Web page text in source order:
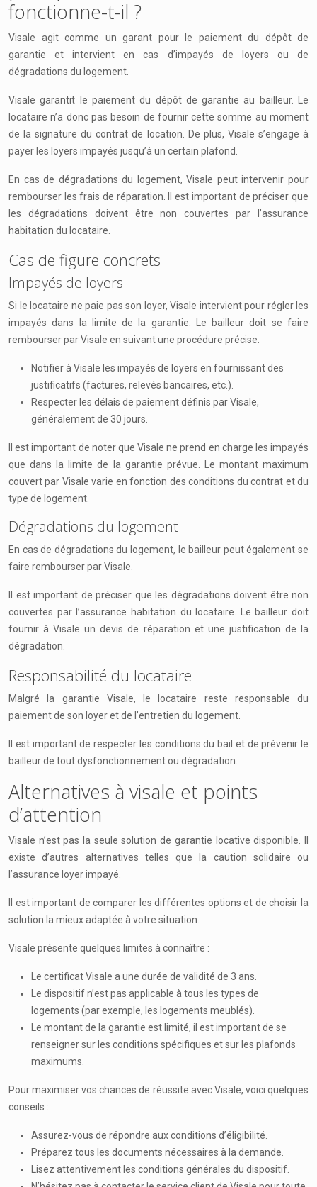
fonctionne-t-il ?
Visale agit comme un garant pour le paiement du dépôt de
garantie et intervient en cas d’impayés de loyers ou de
dégradations du logement.
Visale garantit le paiement du dépôt de garantie au bailleur. Le
locataire n’a donc pas besoin de fournir cette somme au moment
de la signature du contrat de location. De plus, Visale s’engage à
payer les loyers impayés jusqu’à un certain plafond.
En cas de dégradations du logement, Visale peut intervenir pour
rembourser les frais de réparation. Il est important de préciser que
les dégradations doivent être non couvertes par l’assurance
habitation du locataire.
Cas de figure concrets
Impayés de loyers
Si le locataire ne paie pas son loyer, Visale intervient pour régler les
impayés dans la limite de la garantie. Le bailleur doit se faire
rembourser par Visale en suivant une procédure précise.
Notifier à Visale les impayés de loyers en fournissant des
justificatifs (factures, relevés bancaires, etc.).
Respecter les délais de paiement définis par Visale,
généralement de 30 jours.
Il est important de noter que Visale ne prend en charge les impayés
que dans la limite de la garantie prévue. Le montant maximum
couvert par Visale varie en fonction des conditions du contrat et du
type de logement.
Dégradations du logement
En cas de dégradations du logement, le bailleur peut également se
faire rembourser par Visale.
Il est important de préciser que les dégradations doivent être non
couvertes par l’assurance habitation du locataire. Le bailleur doit
fournir à Visale un devis de réparation et une justification de la
dégradation.
Responsabilité du locataire
Malgré la garantie Visale, le locataire reste responsable du
paiement de son loyer et de l’entretien du logement.
Il est important de respecter les conditions du bail et de prévenir le
bailleur de tout dysfonctionnement ou dégradation.
Alternatives à visale et points
d’attention
Visale n’est pas la seule solution de garantie locative disponible. Il
existe d’autres alternatives telles que la caution solidaire ou
l’assurance loyer impayé.
Il est important de comparer les différentes options et de choisir la
solution la mieux adaptée à votre situation.
Visale présente quelques limites à connaître :
Le certificat Visale a une durée de validité de 3 ans.
Le dispositif n’est pas applicable à tous les types de
logements (par exemple, les logements meublés).
Le montant de la garantie est limité, il est important de se
renseigner sur les conditions spécifiques et sur les plafonds
maximums.
Pour maximiser vos chances de réussite avec Visale, voici quelques
conseils :
Assurez-vous de répondre aux conditions d’éligibilité.
Préparez tous les documents nécessaires à la demande.
Lisez attentivement les conditions générales du dispositif.